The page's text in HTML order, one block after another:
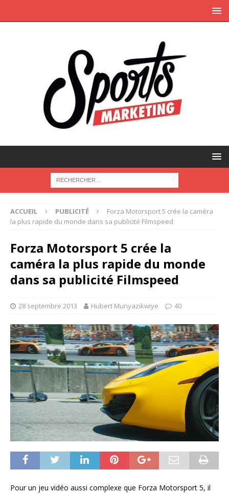
ACCUEIL PUBLICITÉ
Forza Motorsport 5 crée la caméra
la plus rapide du monde dans sa publicité Filmspeed
Forza Motorsport 5 crée la
caméra la plus rapide du monde
dans sa publicité Filmspeed
28 septembre 2013 Hubert Munyazikwiye 40
Pour un jeu vidéo aussi complexe que Forza Motorsport 5, il